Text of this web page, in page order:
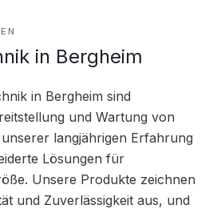
in Bergheim
in Bergheim sind
und Wartung von
langjährigen Erfahrung
Lösungen für
Unsere Produkte zeichnen
und Zuverlässigkeit aus, und